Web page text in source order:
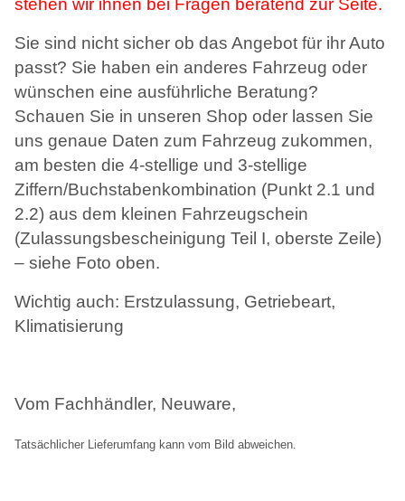
stehen wir ihnen bei Fragen beratend zur Seite.
Sie sind nicht sicher ob das Angebot für ihr Auto
passt? Sie haben ein anderes Fahrzeug oder
wünschen eine ausführliche Beratung?
Schauen Sie in unseren Shop oder lassen Sie
uns genaue Daten zum Fahrzeug zukommen,
am besten die 4-stellige und 3-stellige
Ziffern/Buchstabenkombination (Punkt 2.1 und
2.2) aus dem kleinen Fahrzeugschein
(Zulassungsbescheinigung Teil I, oberste Zeile)
– siehe Foto oben.
Wichtig auch: Erstzulassung, Getriebeart,
Klimatisierung
Vom Fachhändler, Neuware,
Tatsächlicher Lieferumfang kann vom Bild abweichen